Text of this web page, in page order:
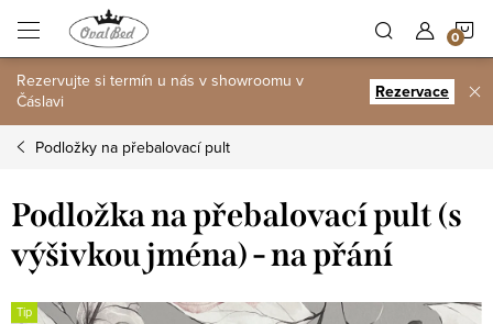
obsah
Rezervujte si termín u nás v showroomu v
Čáslavi
Rezervace
Podložky na přebalovací pult
Podložka na přebalovací pult (s
výšivkou jména) - na přání
Tip